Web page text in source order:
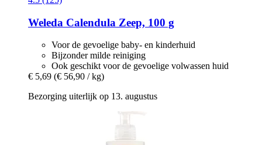
Weleda Calendula Zeep, 100 g
Voor de gevoelige baby- en kinderhuid
Bijzonder milde reiniging
Ook geschikt voor de gevoelige volwassen huid
€ 5,69 (€ 56,90 / kg)
Bezorging uiterlijk op 13. augustus